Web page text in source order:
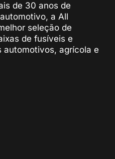
de 30 anos de
a All
seleção de
de fusíveis e
agrícola e